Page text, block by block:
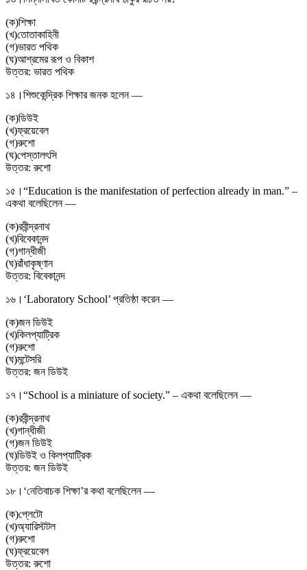
(ক)শিক্ষা
(খ)তোতাকাহিনী
(গ)ভারত পথিক
(ঘ)আশ্রমের রূপ ও বিকাশ
উত্তর: ভারত পথিক
১৪। শিশুকেন্দ্রিক শিক্ষার জনক হলেন —
(ক)ডিউই
(খ)ফ্রয়েবেল
(গ)রুশো
(ঘ)পেস্তালৎসি
উত্তর:রুশো
১৫। “Education is the manifestation of perfection already in man.” –
একথা বলেছিলেন —
(ক)রবীন্দ্রনাথ
(খ)বিবেকানন্দ
(গ)গান্ধীজী
(ঘ)রাঁধাকৃষ্ণান
উত্তর: বিবেকানন্দ
১৬। ‘Laboratory School’ প্রতিষ্ঠা করেন —
(ক)জন ডিউই
(খ)কিলপ্যাট্রিক
(গ)রুশো
(ঘ)মন্টেসরি
উত্তর: জন ডিউই
১৭। “School is a miniature of society.” – একথা বলেছিলেন —
(ক)রবীন্দ্রনাথ
(খ)গান্ধীজী
(গ)জন ডিউই
(ঘ)ডিউই ও কিলপ্যাট্রিক
উত্তর: জন ডিউই
১৮। ‘নেতিবাচক শিক্ষা’র কথা বলেছিলেন —
(ক)প্লেটো
(খ)অ্যারিস্টটল
(গ)রুশো
(ঘ)ফ্রয়েবেল
উত্তর:রুশো